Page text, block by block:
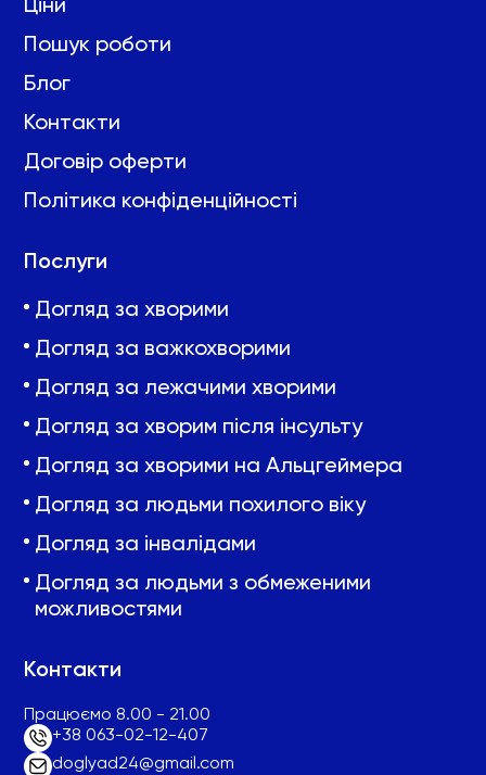
Пошук роботи
Блог
Контакти
Договір оферти
Політика конфіденційності
Послуги
Догляд за хворими
Догляд за важкохворими
Догляд за лежачими хворими
Догляд за хворим після інсульту
Догляд за хворими на Альцгеймера
Догляд за людьми похилого віку
Догляд за інвалідами
Догляд за людьми з обмеженими
можливостями
Контакти
Працюємо 8.00 - 21.00
+38 063-02-12-407
doglyad24@gmail.com